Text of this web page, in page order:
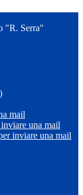
"R. Serra"
mail
una mail
inviare una mail